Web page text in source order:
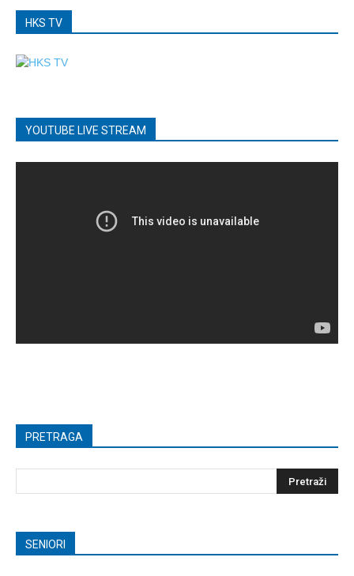
HKS TV
YOUTUBE LIVE STREAM
PRETRAGA
SENIORI